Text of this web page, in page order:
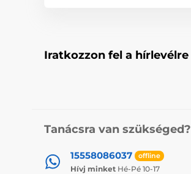
Iratkozzon fel a hírlevélre
Tanácsra van szükséged?
15558086037 offline
Hívj minket Hé-Pé 10-17